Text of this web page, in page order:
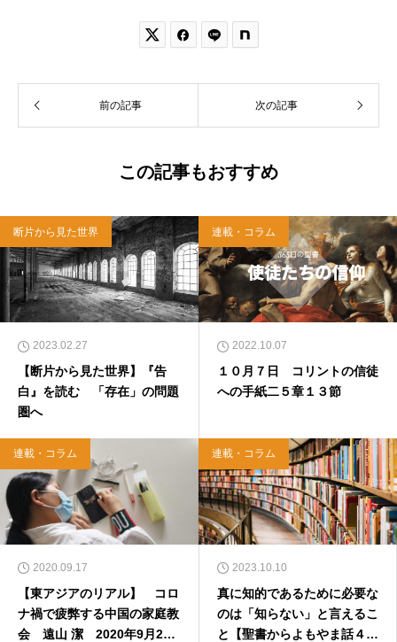
 
前の記事 次の記事
この記事もおすすめ
断片から見た世界
2023.02.27
【断片から見た世界】『告
白』を読む 「存在」の問題
圏へ
連載・コラム
2022.10.07
１０月７日 コリントの信徒
への手紙二５章１３節
連載・コラム
2020.09.17
【東アジアのリアル】 コロ
ナ禍で疲弊する中国の家庭教
会 遠山 潔 2020年9月21
連載・コラム
2023.10.10
真に知的であるために必要な
のは「知らない」と言えるこ
と【聖書からよもやま話４３